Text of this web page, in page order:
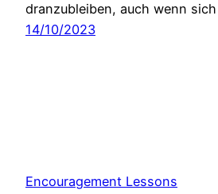
dranzubleiben, auch wenn
14/10/2023
Encouragement Lessons